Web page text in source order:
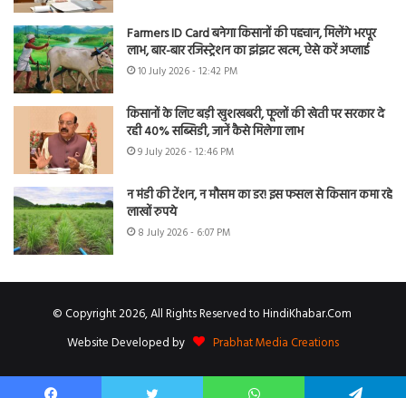
Farmers ID Card बनेगा किसानों की पहचान, मिलेंगे भरपूर
लाभ, बार-बार रजिस्ट्रेशन का झंझट खत्म, ऐसे करें अप्लाई
10 July 2026 - 12:42 PM
किसानों के लिए बड़ी खुशखबरी, फूलों की खेती पर सरकार दे
रही 40% सब्सिडी, जानें कैसे मिलेगा लाभ
9 July 2026 - 12:46 PM
न मंडी की टेंशन, न मौसम का डर! इस फसल से किसान कमा रहे
लाखों रुपये
8 July 2026 - 6:07 PM
© Copyright 2026, All Rights Reserved to HindiKhabar.Com
Website Developed by
Prabhat Media Creations